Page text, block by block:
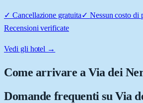
✓ Cancellazione gratuita✓ Nessun costo di
Recensioni verificate
Vedi gli hotel →
Come arrivare aVia dei
Domande frequenti su Via